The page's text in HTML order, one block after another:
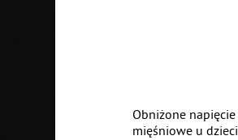
Obniżone napięcie
mięśniowe u dzieci